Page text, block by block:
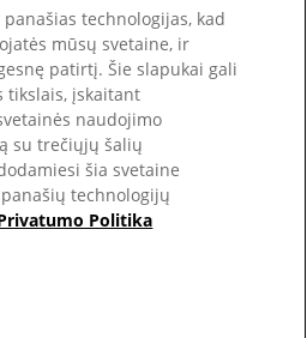
technologijas, kad
mūsų svetaine, ir
patirtį. Šie slapukai gali
įskaitant
naudojimo
su trečiųjų šalių
šia svetaine
technologijų
Politika